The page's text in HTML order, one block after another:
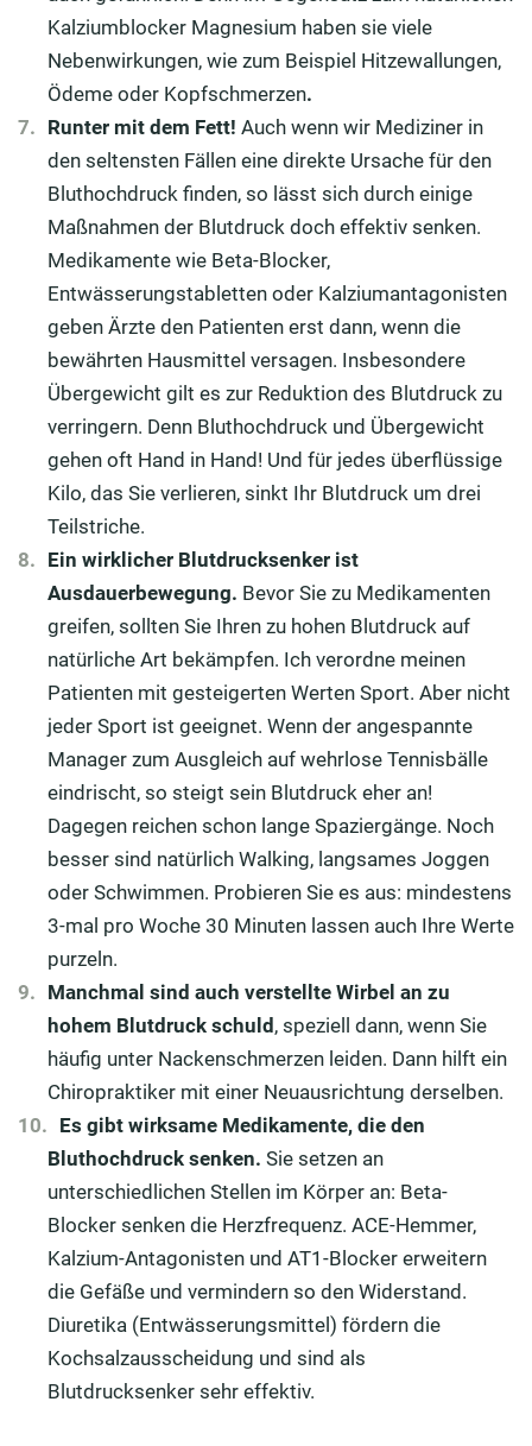
Kalziumblocker Magnesium haben sie viele
Nebenwirkungen, wie zum Beispiel Hitzewallungen,
Ödeme oder Kopfschmerzen.
Runter mit dem Fett! Auch wenn wir Mediziner in
den seltensten Fällen eine direkte Ursache für den
Bluthochdruck finden, so lässt sich durch einige
Maßnahmen der Blutdruck doch effektiv senken.
Medikamente wie Beta-Blocker,
Entwässerungstabletten oder Kalziumantagonisten
geben Ärzte den Patienten erst dann, wenn die
bewährten Hausmittel versagen. Insbesondere
Übergewicht gilt es zur Reduktion des Blutdruck zu
verringern. Denn Bluthochdruck und Übergewicht
gehen oft Hand in Hand! Und für jedes überflüssige
Kilo, das Sie verlieren, sinkt Ihr Blutdruck um drei
Teilstriche.
Ein wirklicher Blutdrucksenker ist
Ausdauerbewegung. Bevor Sie zu Medikamenten
greifen, sollten Sie Ihren zu hohen Blutdruck auf
natürliche Art bekämpfen. Ich verordne meinen
Patienten mit gesteigerten Werten Sport. Aber nicht
jeder Sport ist geeignet. Wenn der angespannte
Manager zum Ausgleich auf wehrlose Tennisbälle
eindrischt, so steigt sein Blutdruck eher an!
Dagegen reichen schon lange Spaziergänge. Noch
besser sind natürlich Walking, langsames Joggen
oder Schwimmen. Probieren Sie es aus: mindestens
3-mal pro Woche 30 Minuten lassen auch Ihre Werte
purzeln.
Manchmal sind auch verstellte Wirbel an zu
hohem Blutdruck schuld , speziell dann, wenn Sie
häufig unter Nackenschmerzen leiden. Dann hilft ein
Chiropraktiker mit einer Neuausrichtung derselben.
Es gibt wirksame Medikamente, die den
Bluthochdruck senken. Sie setzen an
unterschiedlichen Stellen im Körper an: Beta-
Blocker senken die Herzfrequenz. ACE-Hemmer,
Kalzium-Antagonisten und AT1-Blocker erweitern
die Gefäße und vermindern so den Widerstand.
Diuretika (Entwässerungsmittel) fördern die
Kochsalzausscheidung und sind als
Blutdrucksenker sehr effektiv.